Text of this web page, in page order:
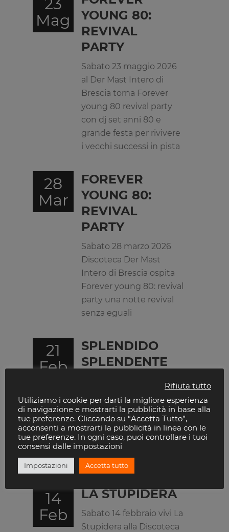
23
Mag
YOUNG 80:
REVIVAL
PARTY
Sabato 23 maggio 2026
al Der Mast Intero di
Brescia torna Forever
young 80 revival party
con dj set anni 80 e
grande festa per rivivere
i vecchi successi in pista
28
Mar
FOREVER
YOUNG 80:
REVIVAL
PARTY
Sabato 28 marzo 2026
Discoteca Der Mast
Intero di Brescia ospita
Forever young 80: revival
party una notte revival
senza eguali
21
Feb
SPLENDIDO
SPLENDENTE
Sabato 21 febbraio vivi
alla Discoteca Der Mast
Intero di Brescia per una
notte dedicata alla
musica italiana tra hit e
ricordi
14
Feb
LA STUPIDERA
Sabato 14 febbraio vivi La
Stupidera alla Discoteca
Rifiuta tutto
Utiliziamo i cookie per darti la migliore esperienza
di navigazione e mostrarti la pubblicità in base alla
tue preferenze. Cliccando su “Accetta Tutto”,
acconsenti a mostrarti la pubblicità in linea con le
tue preferenze. In ogni caso, puoi controllare i tuoi
consensi dalle impostazioni
Impostazioni Accetta tutto